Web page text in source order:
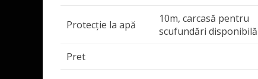
Protecție la apă
10m, carcasă pentru
scufundări disponibilă
Pret